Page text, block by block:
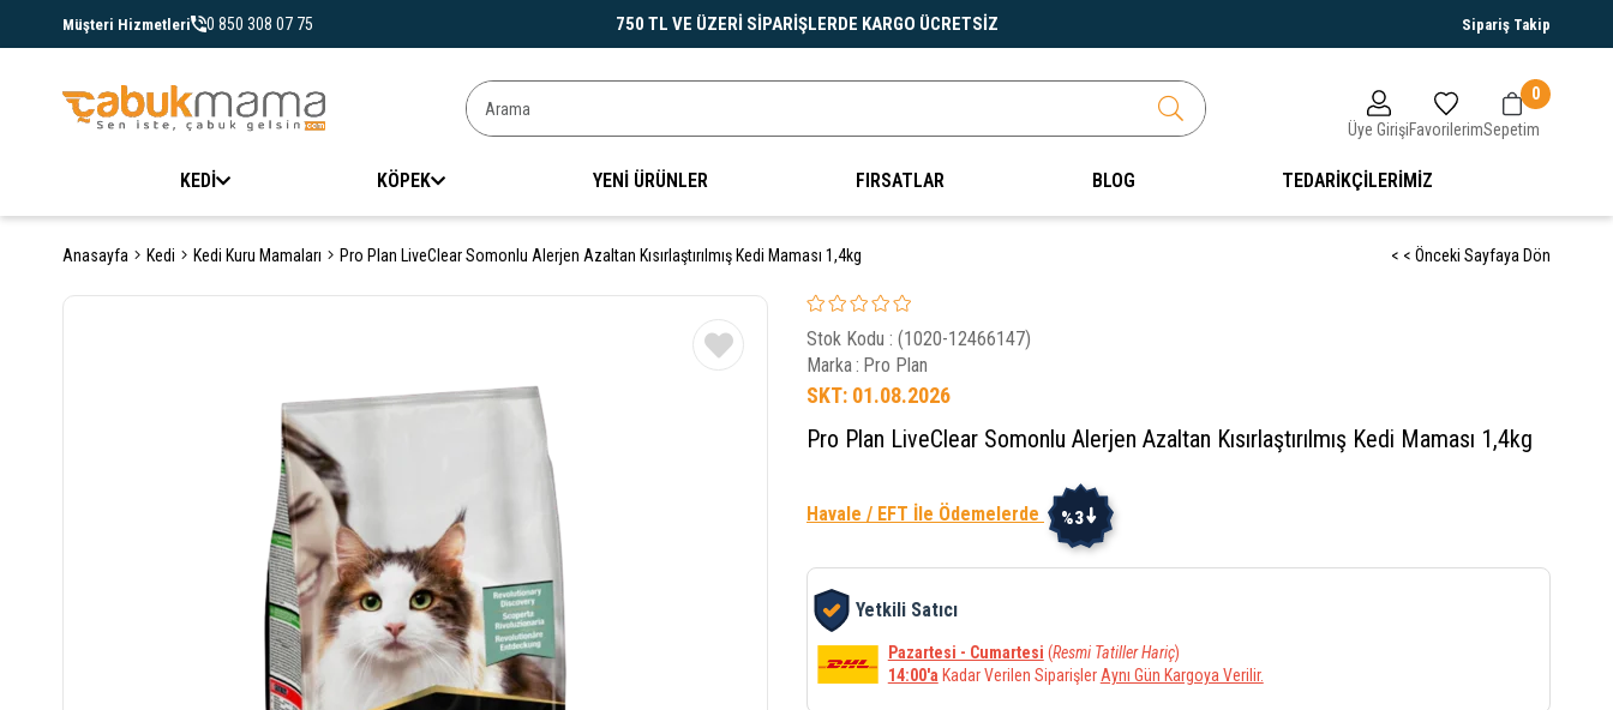
Müşteri Hizmetleri 0 850 308 07 75 750 TL VE ÜZERİ SİPARİŞLERDE KARGO ÜCRETSİZ Sipariş Takip
Üye GirişiFavorilerimSepetim
0
KEDİ KÖPEK YENİ ÜRÜNLER FIRSATLAR BLOG TEDARİKÇİLERİMİZ
Anasayfa Kedi Kedi Kuru Mamaları Pro Plan LiveClear Somonlu Alerjen Azaltan Kısırlaştırılmış Kedi Maması 1,4kg < < Önceki Sayfaya Dön
Stok Kodu
(1020-12466147)
Marka: Pro Plan
SKT: 01.08.2026
Pro Plan LiveClear Somonlu Alerjen Azaltan Kısırlaştırılmış Kedi Maması 1,4kg
Havale / EFT İle Ödemelerde %3
Yetkili Satıcı
Pazartesi - Cumartesi (Resmi Tatiller Hariç)
14:00'a Kadar Verilen Siparişler Aynı Gün Kargoya Verilir.